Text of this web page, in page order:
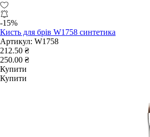
-15%
Кисть для брів W1758 синтетика
Артикул: W1758
212.50 ₴
250.00 ₴
Купити
Купити